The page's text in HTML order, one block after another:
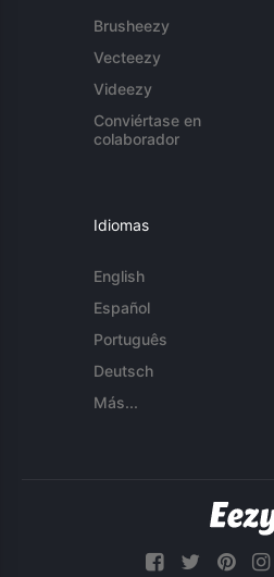
Brusheezy
Vecteezy
Videezy
Conviértase en
colaborador
Idiomas
English
Español
Português
Deutsch
Más...